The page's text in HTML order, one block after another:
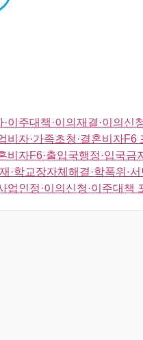
주대책·이의재결·이의신
자·가족초청·결혼비자F6
자F6·출입국행정·입국
학교장자체해결·학폭위·
인정·이의신청·이주대책